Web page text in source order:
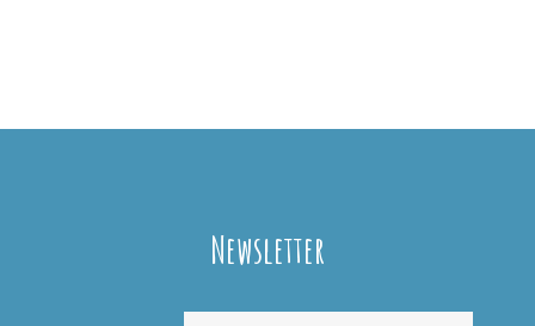
Newsletter